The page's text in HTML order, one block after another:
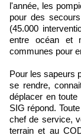
l'année, les
pour des
(45.000
entre océan et
communes pour
Pour les sapeurs
se rendre,
déplacer en
SIG répond.
chef de service,
terrain et au